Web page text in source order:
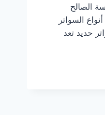
الصالح
السواتر
حديد تعد